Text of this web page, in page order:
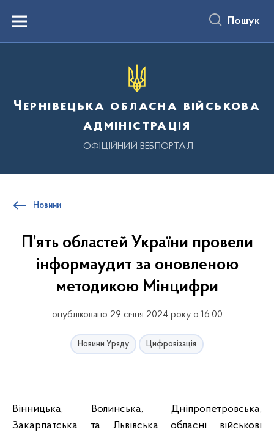
вмістуMenu Пошук
Чернівецька обласна військова
адміністрація
ОФІЦІЙНИЙ ВЕБПОРТАЛ
Новини
П’ять областей України провели
інформаудит за оновленою
методикою Мінцифри
опубліковано 29 січня 2024 року о 16:00
Новини Уряду Цифровізація
Вінницька, Волинська, Дніпропетровська,
Закарпатська та Львівська обласні військові